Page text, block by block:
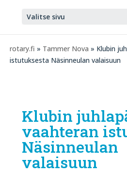
Valitse sivu
rotary.fi » Tammer Nova » Klubin
istutuksesta Näsinneulan valaisuun
Klubin
vaahteran
Näsinneulan
valaisuun